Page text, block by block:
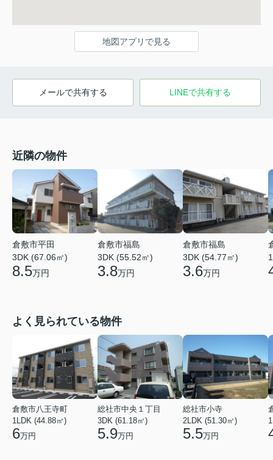
地図アプリで見る
メールで共有する LINEで共有する
近隣の物件
倉敷市平田
3DK (67.06㎡)
8.5万円
倉敷市福島
3DK (55.52㎡)
3.8万円
倉敷市福島
3DK (54.77㎡)
3.6万円
よく見られている物件
倉敷市八王寺町
1LDK (44.88㎡)
6万円
総社市中央１丁目
3DK (61.18㎡)
5.9万円
総社市小寺
2LDK (51.30㎡)
5.5万円